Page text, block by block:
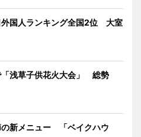
外国人ランキング全国2位 大室
「浅草子供花火大会」 総勢
新メニュー 「ベイクハウ